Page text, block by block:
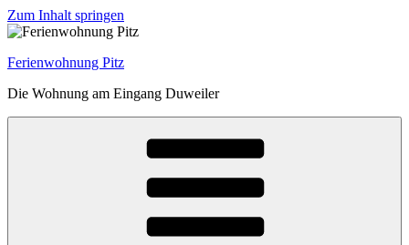
Zum Inhalt springen
Ferienwohnung Pitz
Die Wohnung am Eingang Duweiler